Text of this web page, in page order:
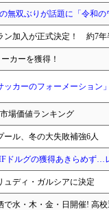
無双ぶりが話題に「令和の
ン加入が正式決定！ 約7
カーを獲得！
ッカーのフォーメーション
場価値ランキング
ル、冬の大失敗補強6人
ドルグの獲得あきらめず…
ュディ・ガルシアに決定
で水・木・金・日開催! 高